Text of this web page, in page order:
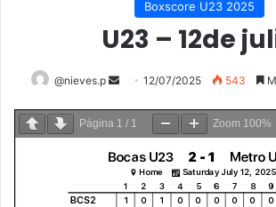
Boxscore U23 2025
U23 – 12de
@nieves.p
n
a
n
12/07/2025 543
Página 1 / 1 Zoom 100%